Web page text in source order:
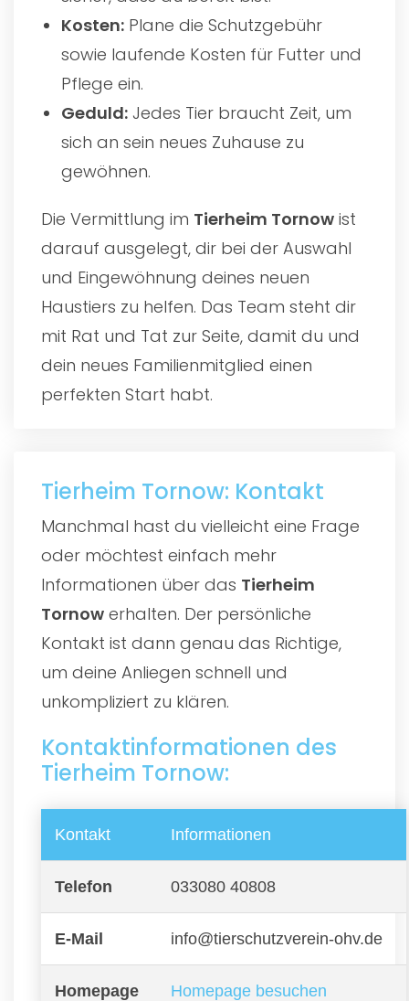
Kosten: Plane die Schutzgebühr
sowie laufende Kosten für Futter und
Pflege ein.
Geduld: Jedes Tier braucht Zeit, um
sich an sein neues Zuhause zu
gewöhnen.
Die Vermittlung im Tierheim Tornow ist
darauf ausgelegt, dir bei der Auswahl
und Eingewöhnung deines neuen
Haustiers zu helfen. Das Team steht dir
mit Rat und Tat zur Seite, damit du und
dein neues Familienmitglied einen
perfekten Start habt.
Tierheim Tornow: Kontakt
Manchmal hast du vielleicht eine Frage
oder möchtest einfach mehr
Informationen über das Tierheim
Tornow erhalten. Der persönliche
Kontakt ist dann genau das Richtige,
um deine Anliegen schnell und
unkompliziert zu klären.
Kontaktinformationen des
Tierheim Tornow:
Kontakt Informationen
Telefon 033080 40808
E-Mail info@tierschutzverein-ohv.de
Homepage Homepage besuchen